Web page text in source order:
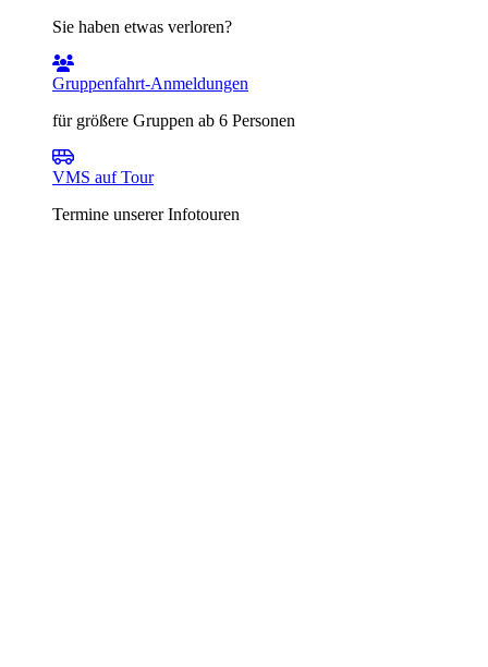
Sie haben etwas verloren?
Gruppenfahrt-Anmeldungen
für größere Gruppen ab 6 Personen
VMS auf Tour
Termine unserer Infotouren